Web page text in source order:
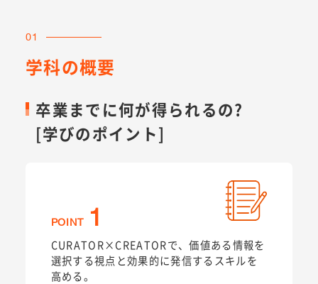
01
学科の概要
卒業までに何が得られるの?
[学びのポイント]
POINT 1
CURATOR×CREATORで、価値ある情報を
選択する視点と効果的に発信するスキルを
高める。